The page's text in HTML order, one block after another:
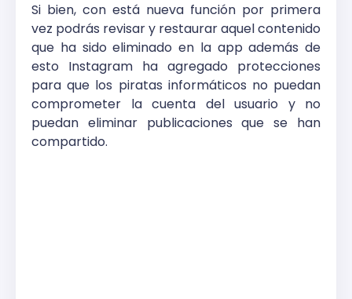
Si bien, con está nueva función por primera
vez podrás revisar y restaurar aquel contenido
que ha sido eliminado en la app además de
esto Instagram ha agregado protecciones
para que los piratas informáticos no puedan
comprometer la cuenta del usuario y no
puedan eliminar publicaciones que se han
compartido.